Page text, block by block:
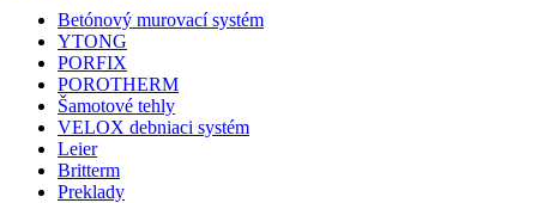
Betónový murovací systém
YTONG
PORFIX
POROTHERM
Šamotové tehly
VELOX debniaci systém
Leier
Britterm
Preklady